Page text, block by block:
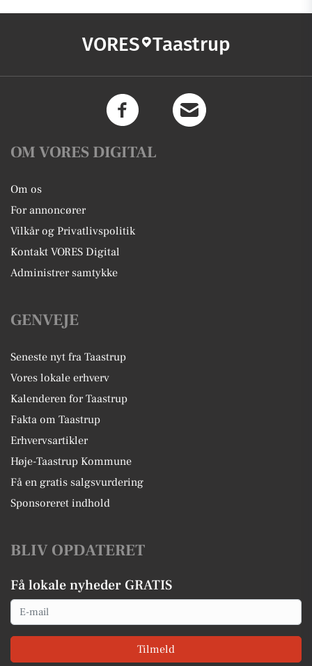
VORES Taastrup
OM VORES DIGITAL
Om os
For annoncører
Vilkår og Privatlivspolitik
Kontakt VORES Digital
Administrer samtykke
GENVEJE
Seneste nyt fra Taastrup
Vores lokale erhverv
Kalenderen for Taastrup
Fakta om Taastrup
Erhvervsartikler
Høje-Taastrup Kommune
Få en gratis salgsvurdering
Sponsoreret indhold
BLIV OPDATERET
Få lokale nyheder GRATIS
Email
Tilmeld